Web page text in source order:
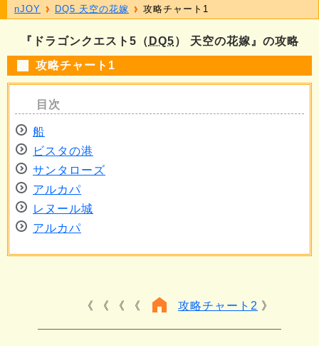
『ドラゴンクエスト5（ DQ5） 天空の花嫁』の攻略
攻略チャート1
船
ビスタの港
サンタローズ
アルカパ
レヌール城
アルカパ
《 《 《 攻略チャート2
nJOY DQ5 天空の花嫁 攻略チャート1